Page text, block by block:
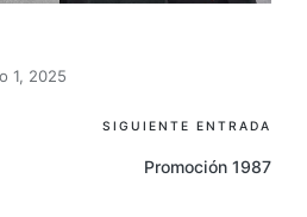
1, 2025
SIGUIENTE ENTRADA
Promoción 1987